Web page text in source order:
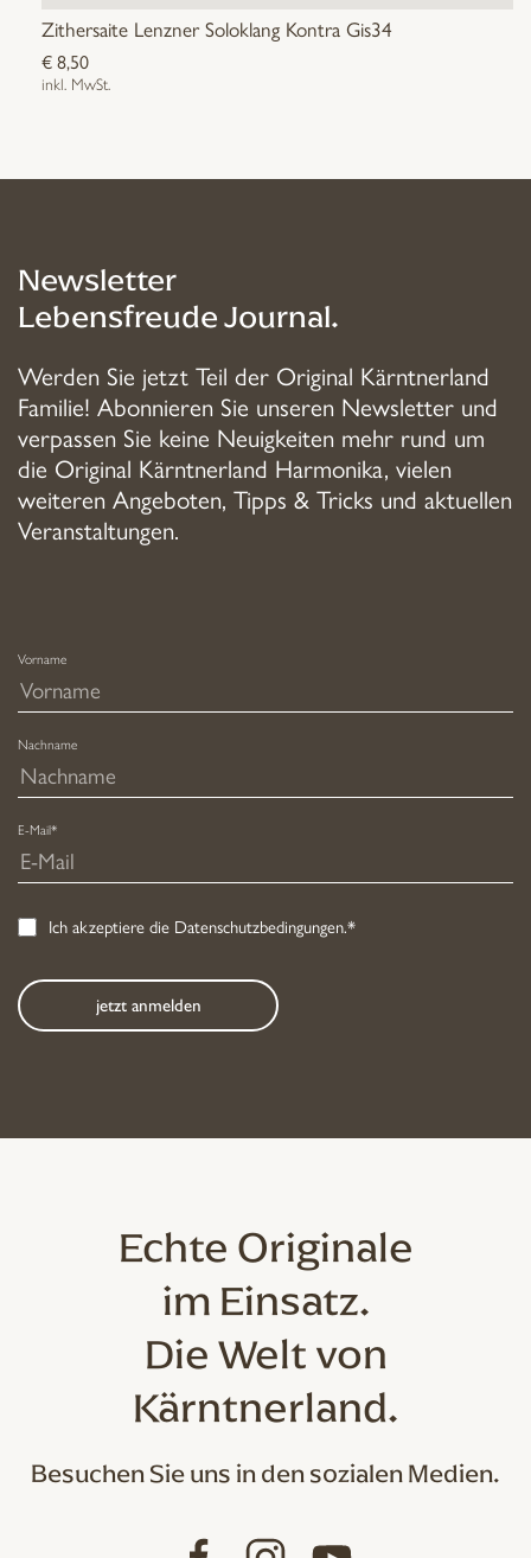
Zithersaite Lenzner Soloklang Kontra Gis34
€8,50
inkl. MwSt.
Newsletter
Lebensfreude Journal.
Werden Sie jetzt Teil der Original Kärntnerland
Familie! Abonnieren Sie unseren Newsletter und
verpassen Sie keine Neuigkeiten mehr rund um
die Original Kärntnerland Harmonika, vielen
weiteren Angeboten, Tipps & Tricks und aktuellen
Veranstaltungen.
Vorname
Nachname
E-Mail*
Ich akzeptiere die Datenschutzbedingungen.*
Echte Originale
im Einsatz.
Die Welt von
Kärntnerland.
Besuchen Sie uns in den sozialen Medien.